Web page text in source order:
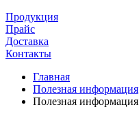
Продукция
Прайс
Доставка
Контакты
Главная
Полезная информация
Полезная информация